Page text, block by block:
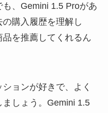
、Gemini 1.5 Proがあ
購入履歴を理解し
を推薦してくれるん
ョンが好きで、よく
しょう。Gemini 1.5